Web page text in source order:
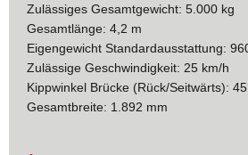
Zulässiges Gesamtgewicht: 5.000 kg
Gesamtlänge: 4,2 m
Eigengewicht Standardausstattung:
Zulässige Geschwindigkeit: 25 km/h
Kippwinkel Brücke (Rück/Seitwärts):
Gesamtbreite: 1.892 mm